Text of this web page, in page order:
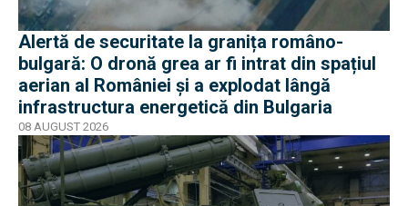
Alertă de securitate la granița româno-
bulgară: O dronă grea ar fi intrat din spațiul
aerian al României și a explodat lângă
infrastructura energetică din Bulgaria
08 AUGUST 2026